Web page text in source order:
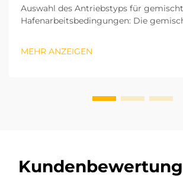
Auswahl des Antriebstyps für
Hafenarbeitsbedingungen: Die
und Entladen im Freigelände. Daher ist
MEHR ANZEIGEN